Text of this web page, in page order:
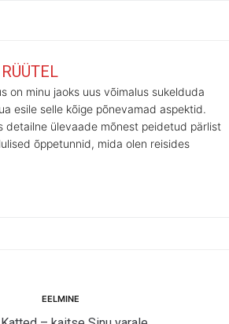
on minu jaoks uus võimalus sukelduda
esile selle kõige põnevamad aspektid.
detailne ülevaade mõnest peidetud pärlist
õppetunnid, mida olen reisides
EELMINE